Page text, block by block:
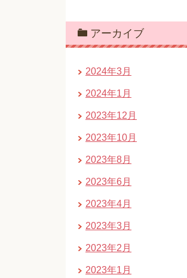
アーカイブ
2024年3月
2024年1月
2023年12月
2023年10月
2023年8月
2023年6月
2023年4月
2023年3月
2023年2月
2023年1月